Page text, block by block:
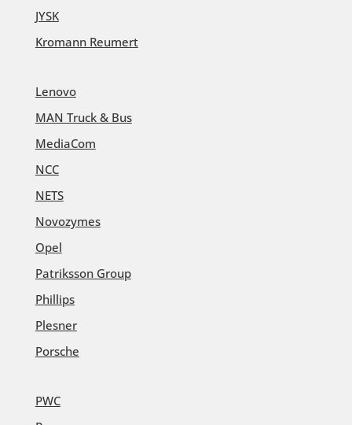
JYSK
Kromann Reumert
Lenovo
MAN Truck & Bus
MediaCom
NCC
NETS
Novozymes
Opel
Patriksson Group
Phillips
Plesner
Porsche
PWC